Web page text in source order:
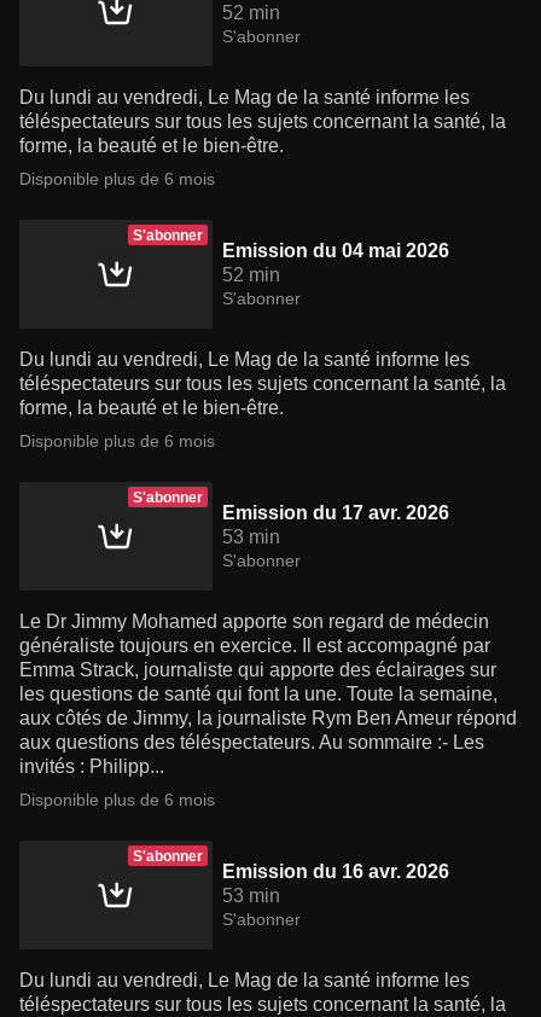
52 min
S'abonner
Du lundi au vendredi, Le Mag de la santé informe les
téléspectateurs sur tous les sujets concernant la santé, la
forme, la beauté et le bien-être.
Disponible plus de 6 mois
S'abonner
Emission du 04 mai 2026
52 min
S'abonner
Du lundi au vendredi, Le Mag de la santé informe les
téléspectateurs sur tous les sujets concernant la santé, la
forme, la beauté et le bien-être.
Disponible plus de 6 mois
S'abonner
Emission du 17 avr. 2026
53 min
S'abonner
Le Dr Jimmy Mohamed apporte son regard de médecin
généraliste toujours en exercice. Il est accompagné par
Emma Strack, journaliste qui apporte des éclairages sur
les questions de santé qui font la une. Toute la semaine,
aux côtés de Jimmy, la journaliste Rym Ben Ameur répond
aux questions des téléspectateurs. Au sommaire :- Les
invités : Philipp...
Disponible plus de 6 mois
S'abonner
Emission du 16 avr. 2026
53 min
S'abonner
Du lundi au vendredi, Le Mag de la santé informe les
téléspectateurs sur tous les sujets concernant la santé, la